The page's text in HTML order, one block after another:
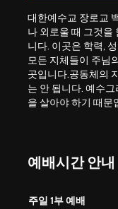
대한예수교 장로교
나 외로울 때 그것을
니다. 이곳은 학력,
모든 지체들이 주님
곳입니다.공동체의
는 안 됩니다. 예수
을 살아야 하기 때문
예배시간 안내
주일 1부 예배